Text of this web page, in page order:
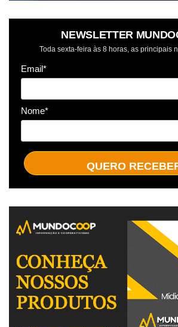
NEWSLETTER
Toda sexta-feira às 8 horas, as principais
Email*
Nome*
QUERO